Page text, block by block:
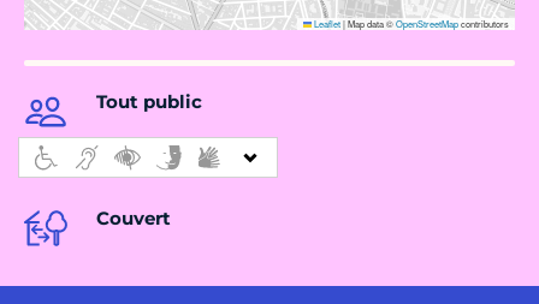
Leaflet|Map data ©OpenStreetMapcontributors
Tout public
Couvert